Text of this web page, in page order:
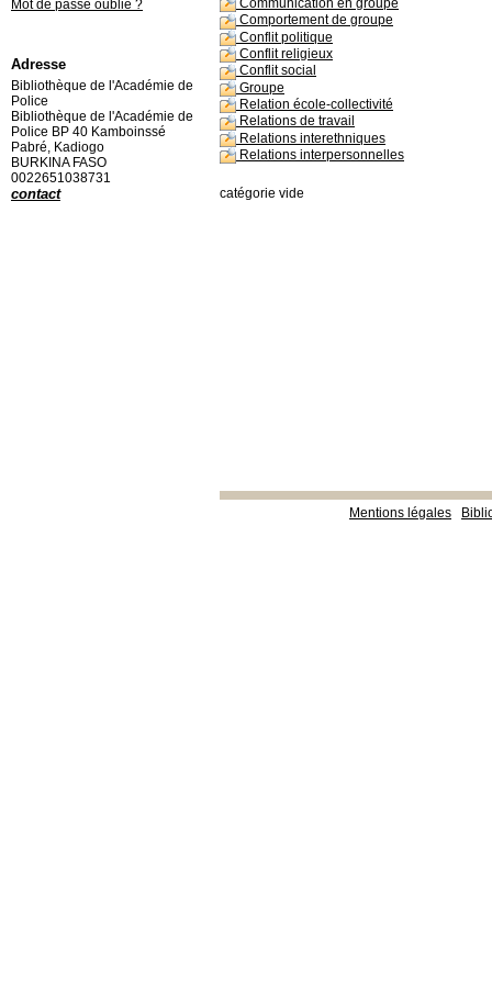
Communication en groupe
Comportement de groupe
Conflit politique
Conflit religieux
Conflit social
Groupe
Relation école-collectivité
Relations de travail
Relations interethniques
Relations interpersonnelles
catégorie vide
Mentions légales
Mot de passe oublié ?
Adresse
Bibliothèque de l'Académie de
Police
Bibliothèque de l'Académie de
Police BP 40 Kamboinssé
Pabré, Kadiogo
BURKINA FASO
0022651038731
contact